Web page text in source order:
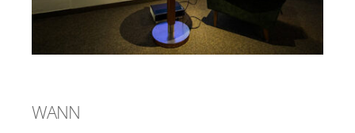
WANN